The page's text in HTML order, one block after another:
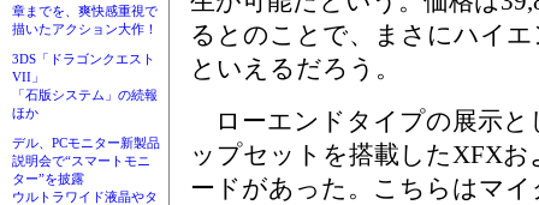
章までを、爽快感重視で
描いたアクション大作！
3DS「ドラゴンクエスト
VII」
「石版システム」の続報
ほか
デル、PCモニター新製品
説明会で“スマートモニ
ター”を披露
ウルトラワイド液晶やタ
るとのことで、まさにハイ
といえるだろう。
ローエンドタイプの展示と
ップセットを搭載したXFXお
ードがあった。こちらはマ